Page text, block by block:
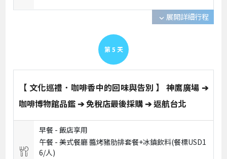
expand_more 展開詳細行程
第 5 天
【 文化巡禮．咖啡香中的回味與告別 】 神鷹廣場 ➔
咖啡博物館品鑑 ➔ 免稅店最後採購 ➔ 返航台北
早餐 -飯店享用
午餐 -美式餐廳 醬烤豬肋排套餐+冰鎮飲料(餐標USD1
6/人)